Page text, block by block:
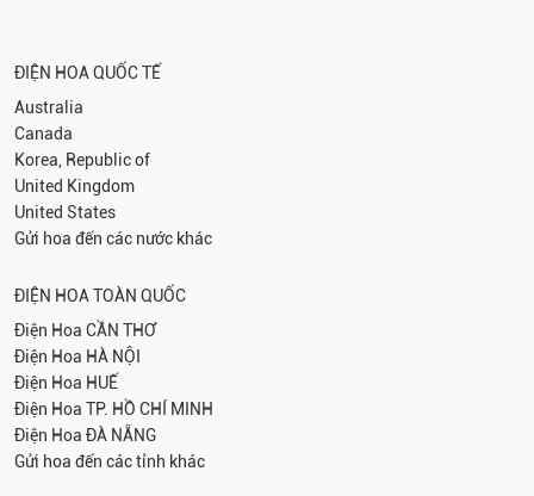
ĐIỆN HOA QUỐC TẾ
Australia
Canada
Korea, Republic of
United Kingdom
United States
Gửi hoa đến các nước khác
ĐIỆN HOA TOÀN QUỐC
Điện Hoa CẦN THƠ
Điện Hoa HÀ NỘI
Điện Hoa HUẾ
Điện Hoa TP. HỒ CHÍ MINH
Điện Hoa ĐÀ NẴNG
Gửi hoa đến các tỉnh khác